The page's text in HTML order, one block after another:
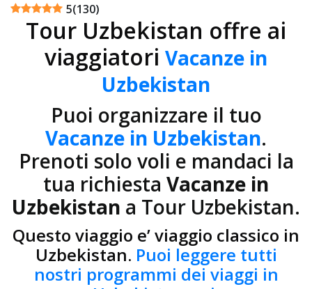
5(130)
Tour Uzbekistan offre ai
viaggiatori Vacanze in
Uzbekistan
Puoi organizzare il tuo
Vacanze in Uzbekistan.
Prenoti solo voli e mandaci la
tua richiesta Vacanze in
Uzbekistan a Tour Uzbekistan.
Questo viaggio e’ viaggio classico in
Uzbekistan. Puoi leggere tutti
nostri programmi dei viaggi in